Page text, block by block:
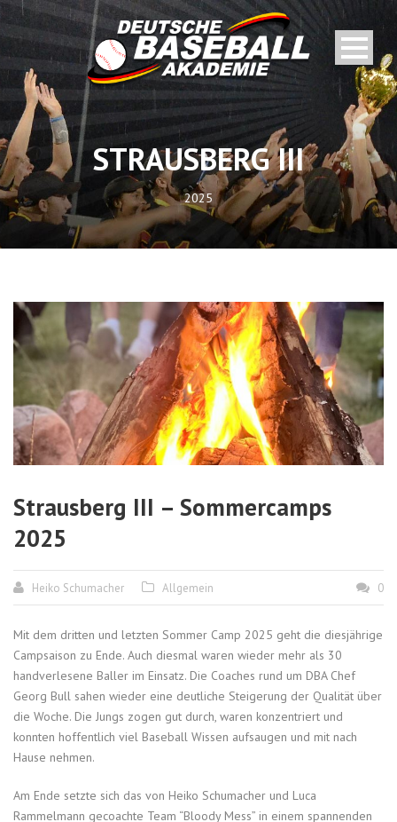
STRAUSBERG III
2025
Strausberg III – Sommercamps
2025
Heiko Schumacher Allgemein 0
Mit dem dritten und letzten Sommer Camp 2025 geht die diesjährige
Campsaison zu Ende. Auch diesmal waren wieder mehr als 30
handverlesene Baller im Einsatz. Die Coaches rund um DBA Chef
Georg Bull sahen wieder eine deutliche Steigerung der Qualität über
die Woche. Die Jungs zogen gut durch, waren konzentriert und
konnten hoffentlich viel Baseball Wissen aufsaugen und mit nach
Hause nehmen.
Am Ende setzte sich das von Heiko Schumacher und Luca
Rammelmann gecoachte Team “Bloody Mess” in einem spannenden